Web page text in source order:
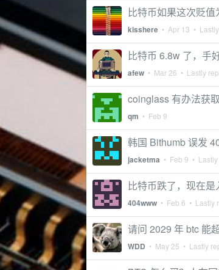
比特币如果这次贬值
kisshere • Apr 13 •
比特币 6.8w 了，手
afew • Mar 26 • Lastly
coinglass 有办法获
qm • Feb 9
韩国 Bithumb 误发
jacketma • Feb 9 •
比特币跌了，现在
404www • Feb 6 • Lastly
请问 2029 年 btc 能
WDD • May 25 • Lastly